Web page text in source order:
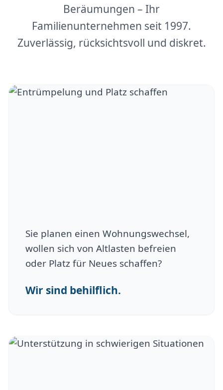
Beräumungen – Ihr
Familienunternehmen seit 1997.
Zuverlässig, rücksichtsvoll und diskret.
Sie planen einen Wohnungswechsel,
wollen sich von Altlasten befreien
oder Platz für Neues schaffen?
Wir sind behilflich.